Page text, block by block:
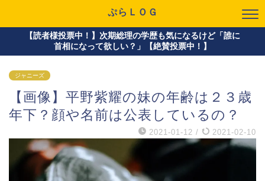
ぷらＬＯＧ
【読者様投票中！】次期総理の学歴も気になるけど「誰に
首相になって欲しい？」【絶賛投票中！】
ジャニーズ
【画像】平野紫耀の妹の年齢は２３歳
年下？顔や名前は公表しているの？
2021-01-12 / 2021-02-10